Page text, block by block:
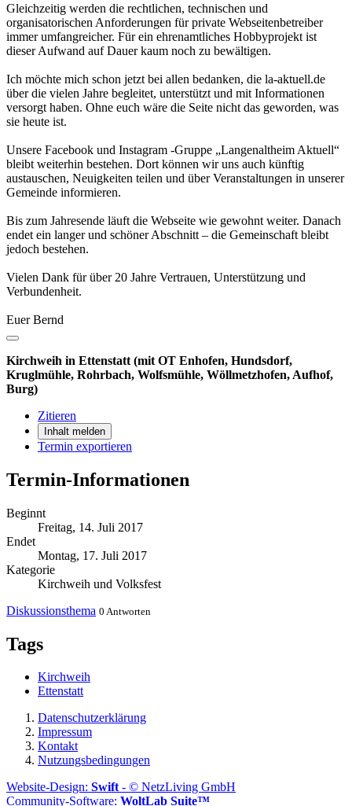
Gleichzeitig werden die rechtlichen, technischen und
organisatorischen Anforderungen für private Webseitenbetreiber
immer umfangreicher. Für ein ehrenamtliches Hobbyprojekt ist
dieser Aufwand auf Dauer kaum noch zu bewältigen.
Ich möchte mich schon jetzt bei allen bedanken, die la-aktuell.de
über die vielen Jahre begleitet, unterstützt und mit Informationen
versorgt haben. Ohne euch wäre die Seite nicht das geworden, was
sie heute ist.
Unsere Facebook und Instagram -Gruppe „Langenaltheim Aktuell“
bleibt weiterhin bestehen. Dort können wir uns auch künftig
austauschen, Neuigkeiten teilen und über Veranstaltungen in unserer
Gemeinde informieren.
Bis zum Jahresende läuft die Webseite wie gewohnt weiter. Danach
endet ein langer und schöner Abschnitt – die Gemeinschaft bleibt
jedoch bestehen.
Vielen Dank für über 20 Jahre Vertrauen, Unterstützung und
Verbundenheit.
Euer Bernd
Kirchweih in Ettenstatt (mit OT Enhofen, Hundsdorf,
Kruglmühle, Rohrbach, Wolfsmühle, Wöllmetzhofen, Aufhof,
Burg)
Zitieren
Inhalt melden
Termin exportieren
Termin-Informationen
Beginnt
Freitag, 14. Juli 2017
Endet
Montag, 17. Juli 2017
Kategorie
Kirchweih und Volksfest
Diskussionsthema 0 Antworten
Tags
Kirchweih
Ettenstatt
Datenschutzerklärung
Impressum
Kontakt
Nutzungsbedingungen
Website-Design: Swift- © NetzLiving GmbH
Community-Software: WoltLab Suite™